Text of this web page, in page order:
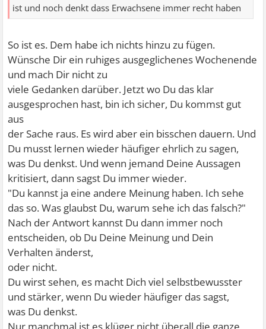
ist und noch denkt dass Erwachsene immer recht haben
So ist es. Dem habe ich nichts hinzu zu fügen.
Wünsche Dir ein ruhiges ausgeglichenes Wochenende
und mach Dir nicht zu
viele Gedanken darüber. Jetzt wo Du das klar
ausgesprochen hast, bin ich sicher, Du kommst gut
aus
der Sache raus. Es wird aber ein bisschen dauern. Und
Du musst lernen wieder häufiger ehrlich zu sagen,
was Du denkst. Und wenn jemand Deine Aussagen
kritisiert, dann sagst Du immer wieder.
"Du kannst ja eine andere Meinung haben. Ich sehe
das so. Was glaubst Du, warum sehe ich das falsch?"
Nach der Antwort kannst Du dann immer noch
entscheiden, ob Du Deine Meinung und Dein
Verhalten änderst,
oder nicht.
Du wirst sehen, es macht Dich viel selbstbewusster
und stärker, wenn Du wieder häufiger das sagst,
was Du denkst.
Nur manchmal ist es klüger nicht überall die ganze